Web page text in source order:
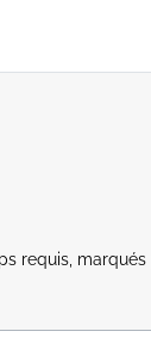
requis,